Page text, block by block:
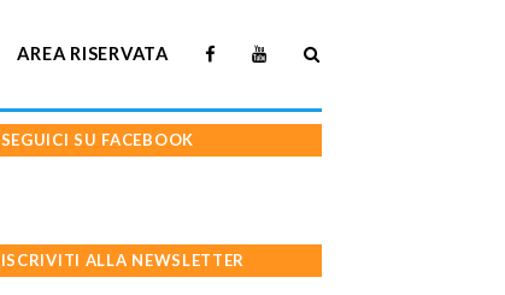
AREA RISERVATA
SEGUICI SU FACEBOOK
ISCRIVITI ALLA NEWSLETTER